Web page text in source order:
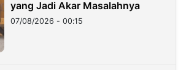
yang Jadi Akar Masalahnya
07/08/2026 - 00:15